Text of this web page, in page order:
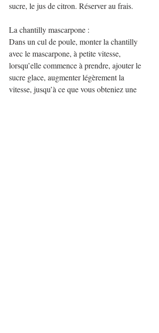
sucre, le jus de citron. Réserver au frais.
La chantilly mascarpone :
Dans un cul de poule, monter la chantilly
avec le mascarpone, à petite vitesse,
lorsqu’elle commence à prendre, ajouter le
sucre glace, augmenter légèrement la
vitesse, jusqu’à ce que vous obteniez une